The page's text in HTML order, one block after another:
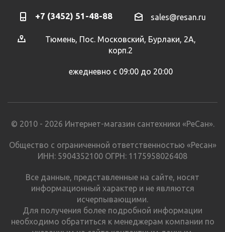
+7 (3452) 51-48-88 sales@resan.ru
Тюмень, Пос. Московский, Бурлаки, 2А,
корп.2
ежедневно с 09:00 до 20:00
© 2010 - 2026 Интернет-магазин сантехники «РеСан».
Общество с ограниченной ответственностью «Ресан»
ИНН: 5904352100 ОГРН: 1175958026408
Все данные, представленные на сайте, носят
информационный характер и не являются
исчерпывающими.
Для получения более подробной информации
необходимо обратиться к менеджерам компании по